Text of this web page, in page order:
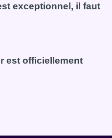
exceptionnel, il faut
blocus s’invite dans des lieux
est officiellement
est officiellement